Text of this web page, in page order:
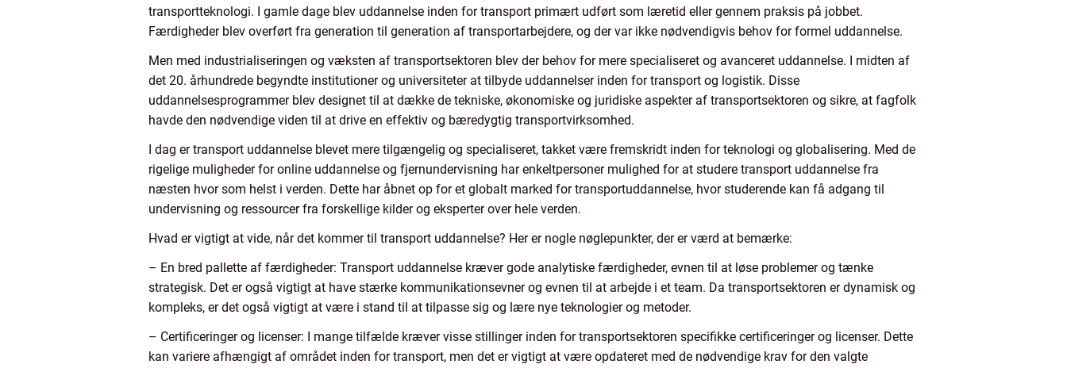
transportteknologi. I gamle dage blev uddannelse inden for transport primært udført som læretid eller gennem praksis på jobbet.
Færdigheder blev overført fra generation til generation af transportarbejdere, og der var ikke nødvendigvis behov for formel uddannelse.
Men med industrialiseringen og væksten af transportsektoren blev der behov for mere specialiseret og avanceret uddannelse. I midten af
det 20. århundrede begyndte institutioner og universiteter at tilbyde uddannelser inden for transport og logistik. Disse
uddannelsesprogrammer blev designet til at dække de tekniske, økonomiske og juridiske aspekter af transportsektoren og sikre, at fagfolk
havde den nødvendige viden til at drive en effektiv og bæredygtig transportvirksomhed.
I dag er transport uddannelse blevet mere tilgængelig og specialiseret, takket være fremskridt inden for teknologi og globalisering. Med de
rigelige muligheder for online uddannelse og fjernundervisning har enkeltpersoner mulighed for at studere transport uddannelse fra
næsten hvor som helst i verden. Dette har åbnet op for et globalt marked for transportuddannelse, hvor studerende kan få adgang til
undervisning og ressourcer fra forskellige kilder og eksperter over hele verden.
Hvad er vigtigt at vide, når det kommer til transport uddannelse? Her er nogle nøglepunkter, der er værd at bemærke:
– En bred pallette af færdigheder: Transport uddannelse kræver gode analytiske færdigheder, evnen til at løse problemer og tænke
strategisk. Det er også vigtigt at have stærke kommunikationsevner og evnen til at arbejde i et team. Da transportsektoren er dynamisk og
kompleks, er det også vigtigt at være i stand til at tilpasse sig og lære nye teknologier og metoder.
– Certificeringer og licenser: I mange tilfælde kræver visse stillinger inden for transportsektoren specifikke certificeringer og licenser. Dette
kan variere afhængigt af området inden for transport, men det er vigtigt at være opdateret med de nødvendige krav for den valgte